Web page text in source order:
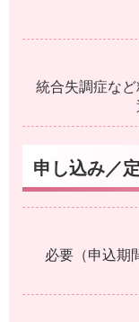
統合失調症な
申し込み／
必要（申込期